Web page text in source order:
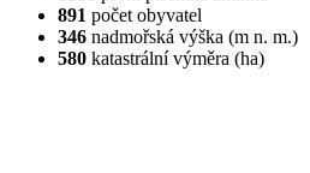
891 počet obyvatel
346 nadmořská výška (m n. m.)
580 katastrální výměra (ha)